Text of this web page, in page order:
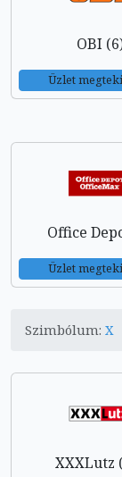
OBI
Üzlet
Office
Üzlet
Szimbólum: X
XXXLutz